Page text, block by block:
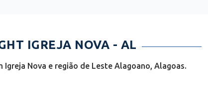
IGREJA NOVA - AL
Nova e região de Leste Alagoano, Alagoas.